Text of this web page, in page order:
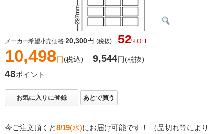
メーカー希望小売価格 20,300円 (税抜) 52%OFF
10,498円(税込) 9,544円(税抜)
48ポイント
お気に入りに登録 あとで買う
今ご注文頂くと8/19(水)にお届け可能です！ （品切れ等により